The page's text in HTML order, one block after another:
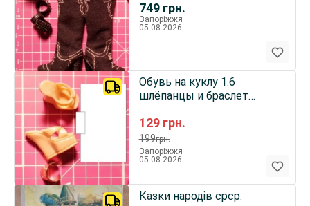
749 грн.
Запоріжжя
05.08.2026
129 грн.
199грн.
Обувь на куклу 1.6
шлёпанцы и браслет
итбэ
Запоріжжя
05.08.2026
Казки народів срср.